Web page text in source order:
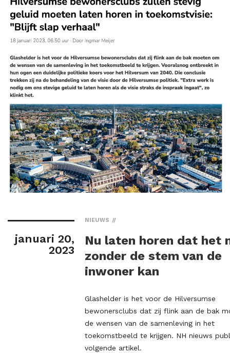
januari 20,
2023
NIEUWS
Nu laten horen dat het
zonder de stem van de
inwoner kan
Glashelder is het voor de Hilversumse
bewonersclubs dat zij flink aan de bak
de wensen van de samenleving in het
toekomstbeeld te krijgen. NH nieuws
volgende artikel.